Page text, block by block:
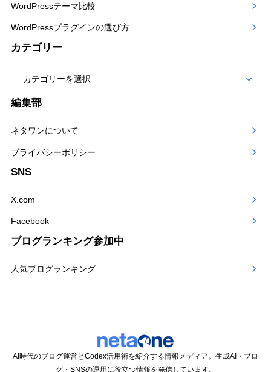
WordPressテーマ比較
WordPressプラグインの選び方
カテゴリー
テ
リー
編集部
ネタワンについて
プライバシーポリシー
SNS
X.com
Facebook
ブログランキング参加中
人気ブログランキング
AI時代のブログ運営とCodex活用術を紹介する情報メディア。生成AI・ブロ
グ・SNSの運用に役立つ情報を発信しています。